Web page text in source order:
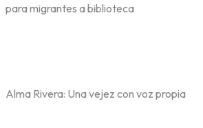
para migrantes a biblioteca
Alma Rivera: Una vejez con voz propia